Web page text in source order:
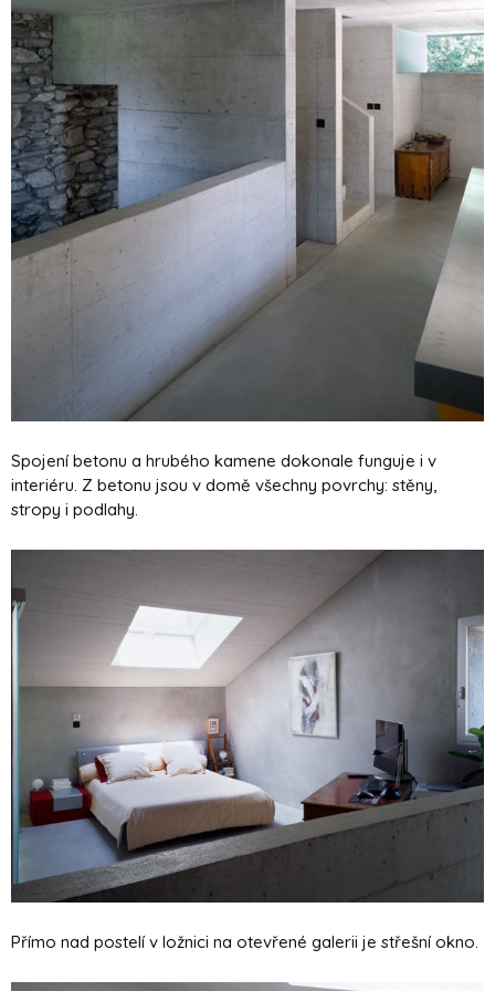
Spojení betonu a hrubého kamene dokonale funguje i v
interiéru. Z betonu jsou v domě všechny povrchy: stěny,
stropy i podlahy.
Přímo nad postelí v ložnici na otevřené galerii je střešní okno.